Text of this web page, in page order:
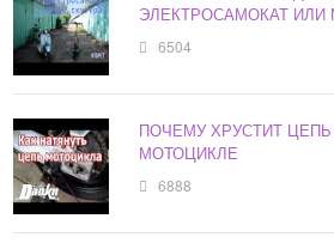
ЭЛЕКТРОСАМОКАТ ИЛИ
6504
ПОЧЕМУ ХРУСТИТ
МОТОЦИКЛЕ
6888